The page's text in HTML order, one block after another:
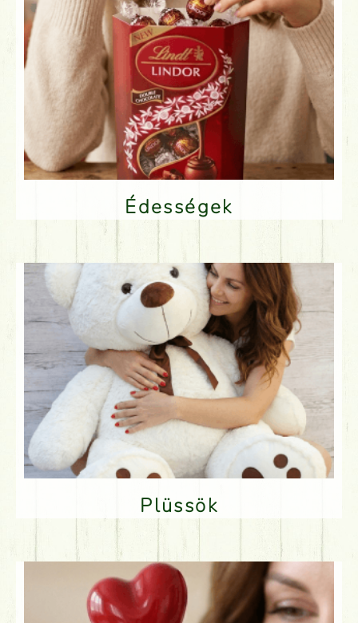
Édességek
Plüssök